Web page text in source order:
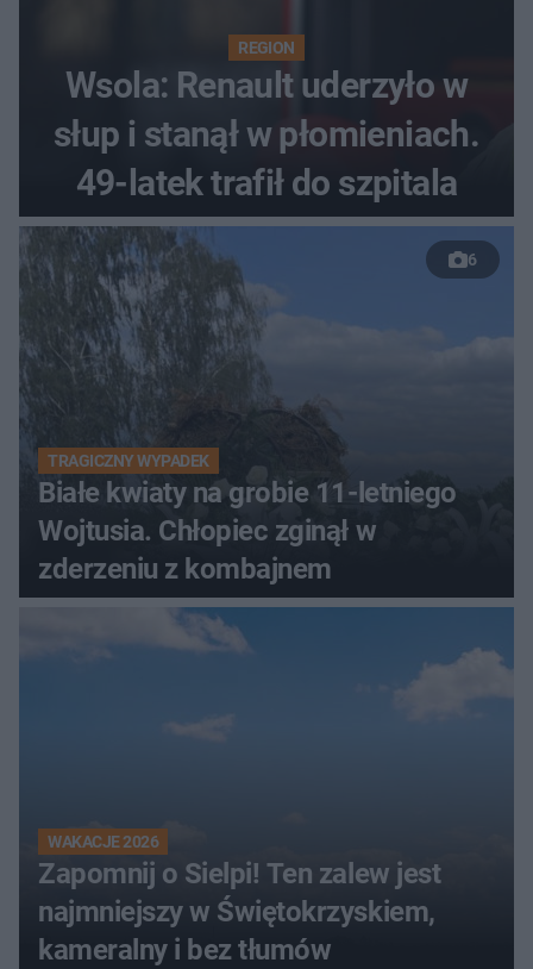
REGION
Wsola: Renault uderzyło w
słup i stanął w płomieniach.
49-latek trafił do szpitala
6
TRAGICZNY WYPADEK
Białe kwiaty na grobie 11-letniego
Wojtusia. Chłopiec zginął w
zderzeniu z kombajnem
WAKACJE 2026
Zapomnij o Sielpi! Ten zalew jest
najmniejszy w Świętokrzyskiem,
kameralny i bez tłumów